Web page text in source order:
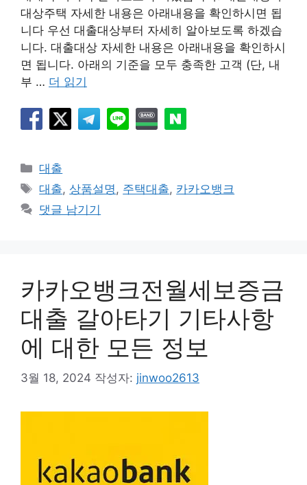
대상주택 자세한 내용은 아래내용을 확인하시면 됩
니다 우선 대출대상부터 자세히 알아보도록 하겠습
니다. 대출대상 자세한 내용은 아래내용을 확인하시
면 됩니다. 아래의 기준을 모두 충족한 고객 (단, 내
부 … 더 읽기
카
테
리
대출
태
그
대출, 상품설명, 주택대출, 카카오뱅크
댓글 남기기
카카오뱅크전월세보증금
대출 갈아타기 기타사항
에 대한 모든 정보
3월 18, 2024 작성자: jinwoo2613